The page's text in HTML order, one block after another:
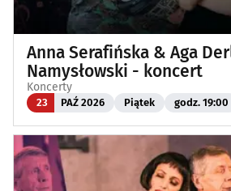
Anna Serafińska & Aga
Namysłowski - koncert
Koncerty
23 PAŹ 2026 Piątek godz. 19:00